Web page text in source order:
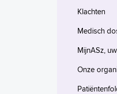
Klachten
Medisch
MijnASz,
Onze